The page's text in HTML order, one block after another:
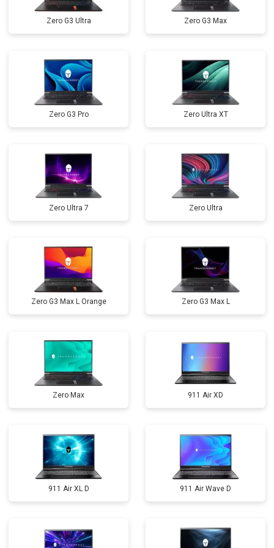
Прошивка BIOS от 1500 ₽ Заказать
Замена северного моста от 3500 ₽
Zero G3 Ultra Zero G3 Max
Zero G3 Pro Zero Ultra XT
Zero Ultra 7 Zero Ultra
Zero G3 Max L Orange Zero G3 Max L
Zero Max 911 Air XD
911 Air XL D 911 Air Wave D